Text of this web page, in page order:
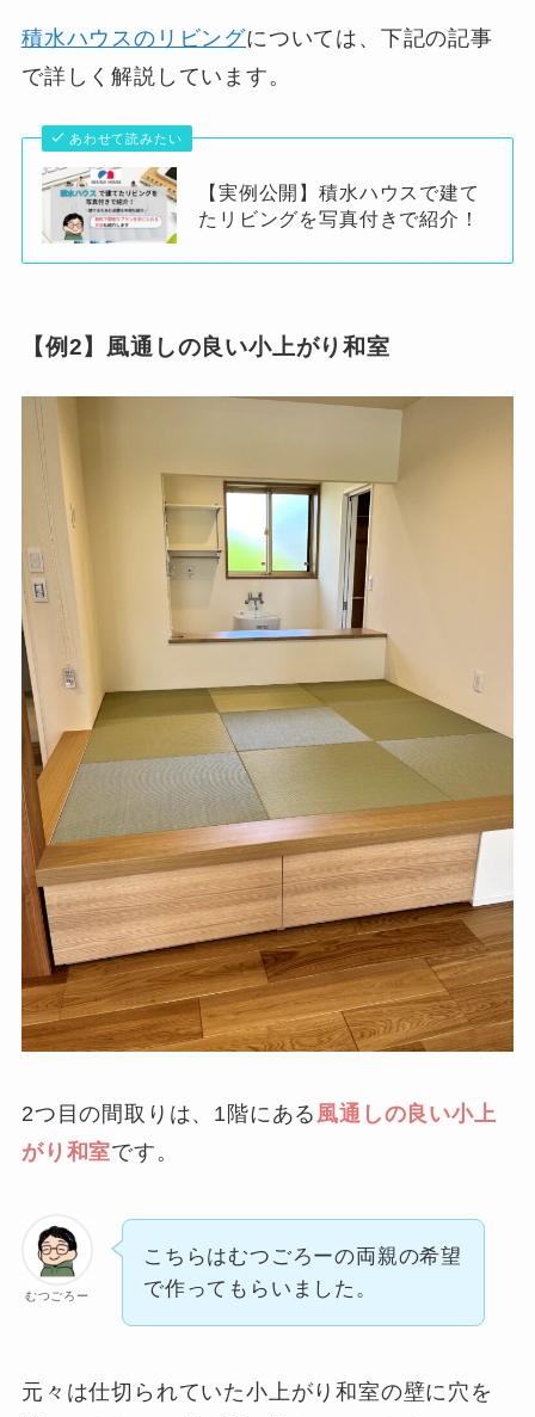
積水ハウスのリビングについては、下記の記事
で詳しく解説しています。
あわせて読みたい
【実例公開】積水ハウスで建て
たリビングを写真付きで紹介！
【例2】風通しの良い小上がり和室
2つ目の間取りは、1階にある 風通しの良い小上
がり和室です。
むつごろー
こちらはむつごろーの両親の希望
で作ってもらいました。
元々は仕切られていた小上がり和室の壁に穴を